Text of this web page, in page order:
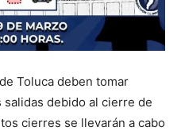
Toluca deben tomar
debido al cierre de
cierres se llevarán a cabo